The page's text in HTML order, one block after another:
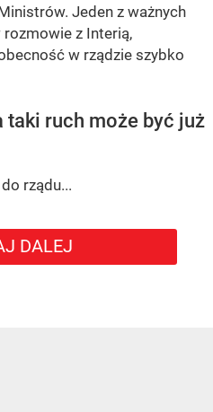
Jeden z ważnych
z Interią,
w rządzie szybko
taki ruch może być już
rządu...
DALEJ